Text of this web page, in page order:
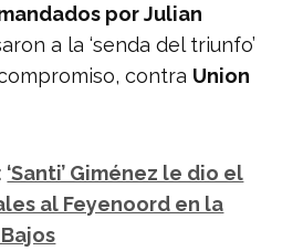
por Julian
a la ‘senda del triunfo’
contra Union
‘Santi’ Giménez le dio el
al Feyenoord en la